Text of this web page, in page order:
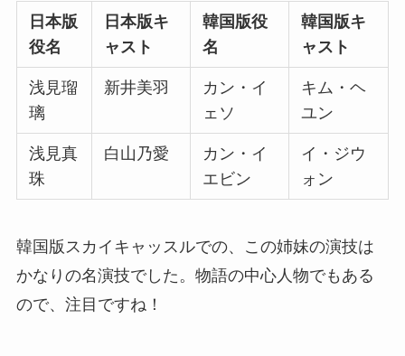
日本版
役名
日本版キ
ャスト
韓国版役
名
韓国版キ
ャスト
浅見瑠
璃
新井美羽
カン・イ
ェソ
キム・ヘ
ユン
浅見真
珠
白山乃愛
カン・イ
エビン
イ・ジウ
ォン
韓国版スカイキャッスルでの、この姉妹の演技は
かなりの名演技でした。物語の中心人物でもある
ので、注目ですね！